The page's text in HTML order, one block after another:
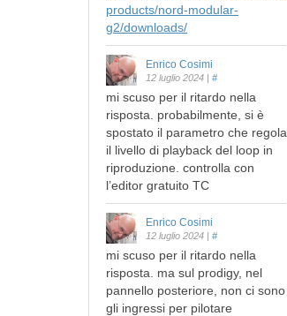
products/nord-modular-
g2/downloads/
Enrico Cosimi
12 luglio 2024 | #
mi scuso per il ritardo nella
risposta. probabilmente, si è
spostato il parametro che regola
il livello di playback del loop in
riproduzione. controlla con
l’editor gratuito TC
Enrico Cosimi
12 luglio 2024 | #
mi scuso per il ritardo nella
risposta. ma sul prodigy, nel
pannello posteriore, non ci sono
gli ingressi per pilotare